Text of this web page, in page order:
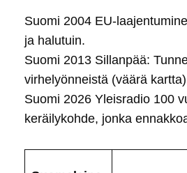
Suomi 2004 EU-
ja halutuin.
Suomi 2013 Sillanpää:
virhelyönneistä (väärä
Suomi 2026 Yleisradio 100
keräilykohde, jonka